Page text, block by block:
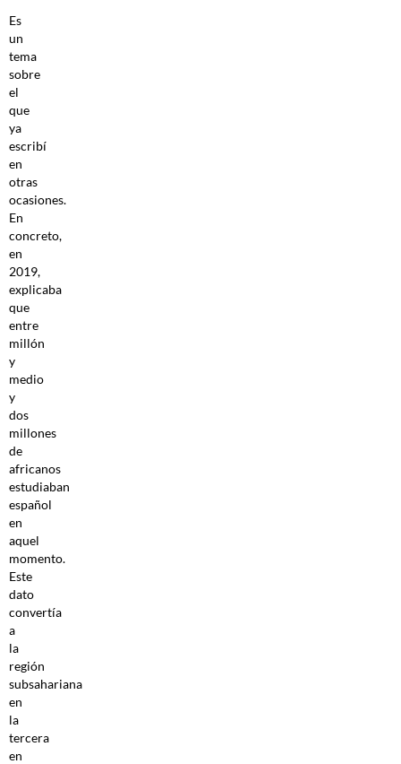
Es
un
tema
sobre
el
que
ya
escribí
en
otras
ocasiones.
En
concreto,
en
2019,
explicaba
que
entre
millón
y
medio
y
dos
millones
de
africanos
estudiaban
español
en
aquel
momento.
Este
dato
convertía
a
la
región
subsahariana
en
la
tercera
en